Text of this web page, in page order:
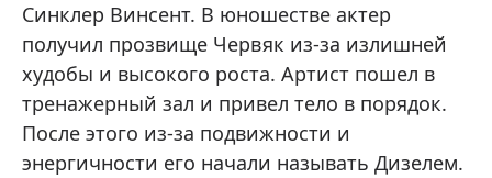
Синклер Винсент. В юношестве актер
получил прозвище Червяк из-за излишней
худобы и высокого роста. Артист пошел в
тренажерный зал и привел тело в порядок.
После этого из-за подвижности и
энергичности его начали называть Дизелем.